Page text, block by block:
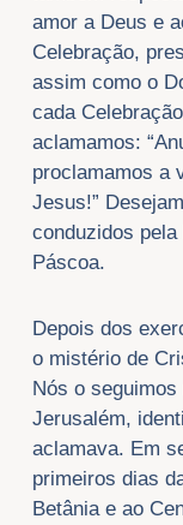
amor a Deus e
Celebração,
assim como o
cada
aclamamos:
proclamamos a
Jesus!”
conduzidos
Páscoa.
Depois dos
o mistério de
Nós o
Jerusalém,
aclamava. Em
primeiros dias
Betânia e ao